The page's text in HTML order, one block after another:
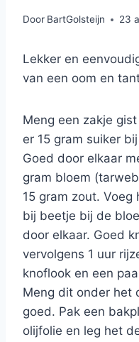
Door BartGolsteijn 23
Lekker en
van een oom en
Meng een zakje
er 15 gram suiker
Goed door elkaar
gram bloem
15 gram zout.
bij beetje bij de
door elkaar. Goed
vervolgens 1 uur
knoflook en een
Meng dit onder het
goed. Pak een
olijfolie en leg het